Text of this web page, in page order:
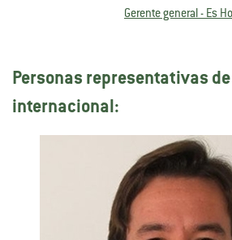
Gerente general - Es
Personas representativas
internacional: